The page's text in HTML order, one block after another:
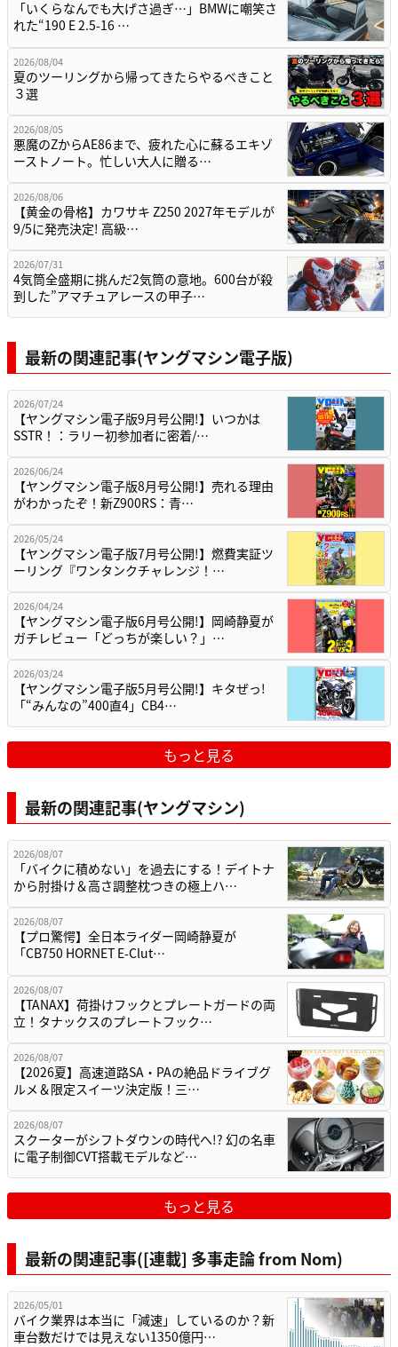
「いくらなんでも大げさ過ぎ…」BMWに嘲笑さ
れた“190 E 2.5-16 …
2026/08/04
夏のツーリングから帰ってきたらやるべきこと
３選
2026/08/05
悪魔のZからAE86まで、疲れた心に蘇るエキゾ
ーストノート。忙しい大人に贈る…
2026/08/06
【黄金の骨格】カワサキ Z250 2027年モデルが
9/5に発売決定! 高級…
2026/07/31
4気筒全盛期に挑んだ2気筒の意地。600台が殺
到した”アマチュアレースの甲子…
最新の関連記事(ヤングマシン電子版)
2026/07/24
【ヤングマシン電子版9月号公開!】いつかは
SSTR！：ラリー初参加者に密着/…
2026/06/24
【ヤングマシン電子版8月号公開!】売れる理由
がわかったぞ！新Z900RS：青…
2026/05/24
【ヤングマシン電子版7月号公開!】燃費実証ツ
ーリング『ワンタンクチャレンジ！…
2026/04/24
【ヤングマシン電子版6月号公開!】岡崎静夏が
ガチレビュー「どっちが楽しい？」…
2026/03/24
【ヤングマシン電子版5月号公開!】キタぜっ!
「“みんなの”400直4」CB4…
もっと見る
最新の関連記事(ヤングマシン)
2026/08/07
「バイクに積めない」を過去にする！デイトナ
から肘掛け＆高さ調整枕つきの極上ハ…
2026/08/07
【プロ驚愕】全日本ライダー岡崎静夏が
「CB750 HORNET E-Clut…
2026/08/07
【TANAX】荷掛けフックとプレートガードの両
立！タナックスのプレートフック…
2026/08/07
【2026夏】高速道路SA・PAの絶品ドライブグ
ルメ＆限定スイーツ決定版！三…
2026/08/07
スクーターがシフトダウンの時代へ!? 幻の名車
に電子制御CVT搭載モデルなど…
もっと見る
最新の関連記事([連載] 多事走論 from Nom)
2026/05/01
バイク業界は本当に「減速」しているのか？新
車台数だけでは見えない1350億円…